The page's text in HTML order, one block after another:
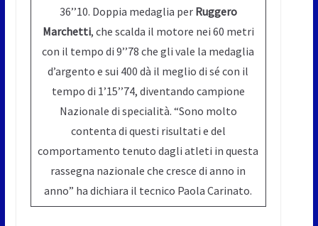
36’’10. Doppia medaglia per Ruggero
Marchetti, che scalda il motore nei 60 metri
con il tempo di 9’’78 che gli vale la medaglia
d’argento e sui 400 dà il meglio di sé con il
tempo di 1’15’’74, diventando campione
Nazionale di specialità. “Sono molto
contenta di questi risultati e del
comportamento tenuto dagli atleti in questa
rassegna nazionale che cresce di anno in
anno” ha dichiara il tecnico Paola Carinato.